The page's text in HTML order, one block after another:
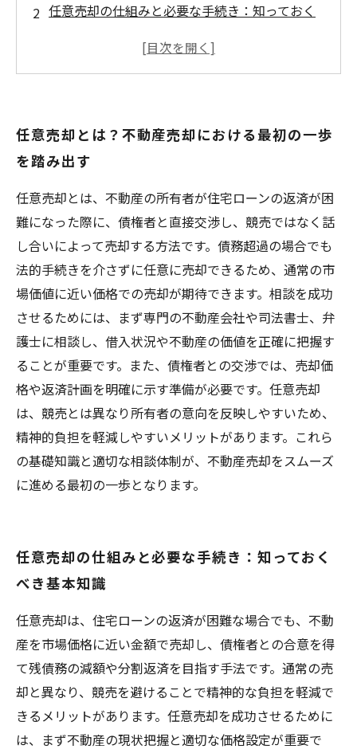
任意売却の仕組みと必要な手続き：知っておく
専門家に相談！任意売却成功のためのポイント
任意売却を成功させて新たなスタートを切るま
での道のり
任意売却のメリット・デメリットを徹底解説！
不動産売却の賢い選択
任意売却相談で失敗しないために押さえておく
べき重要ポイント
任意売却とは？不動産売却における最初の一歩
を踏み出す
任意売却とは、不動産の所有者が住宅ローンの返済が困
難になった際に、債権者と直接交渉し、競売ではなく話
し合いによって売却する方法です。債務超過の場合でも
法的手続きを介さずに任意に売却できるため、通常の市
場価値に近い価格での売却が期待できます。相談を成功
させるためには、まず専門の不動産会社や司法書士、弁
護士に相談し、借入状況や不動産の価値を正確に把握す
ることが重要です。また、債権者との交渉では、売却価
格や返済計画を明確に示す準備が必要です。任意売却
は、競売とは異なり所有者の意向を反映しやすいため、
精神的負担を軽減しやすいメリットがあります。これら
の基礎知識と適切な相談体制が、不動産売却をスムーズ
に進める最初の一歩となります。
任意売却の仕組みと必要な手続き：知っておく
べき基本知識
任意売却は、住宅ローンの返済が困難な場合でも、不動
産を市場価格に近い金額で売却し、債権者との合意を得
て残債務の減額や分割返済を目指す手法です。通常の売
却と異なり、競売を避けることで精神的な負担を軽減で
きるメリットがあります。任意売却を成功させるために
は、まず不動産の現状把握と適切な価格設定が重要で